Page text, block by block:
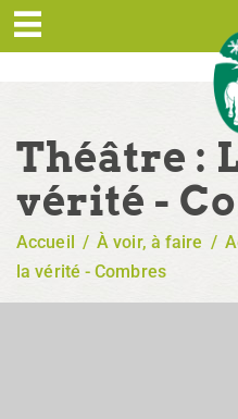
Théâtre :
vérité -
Accueil / À voir, à faire /
la vérité - Combres